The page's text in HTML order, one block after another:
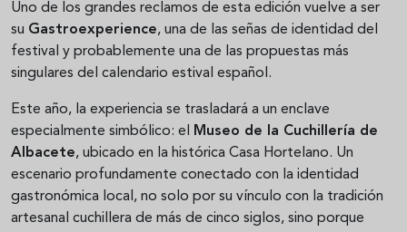
Uno de los grandes reclamos de esta edición vuelve a ser
su Gastroexperience, una de las señas de identidad del
festival y probablemente una de las propuestas más
singulares del calendario estival español.
Este año, la experiencia se trasladará a un enclave
especialmente simbólico: el Museo de la Cuchillería de
Albacete, ubicado en la histórica Casa Hortelano. Un
escenario profundamente conectado con la identidad
gastronómica local, no solo por su vínculo con la tradición
artesanal cuchillera de más de cinco siglos, sino porque